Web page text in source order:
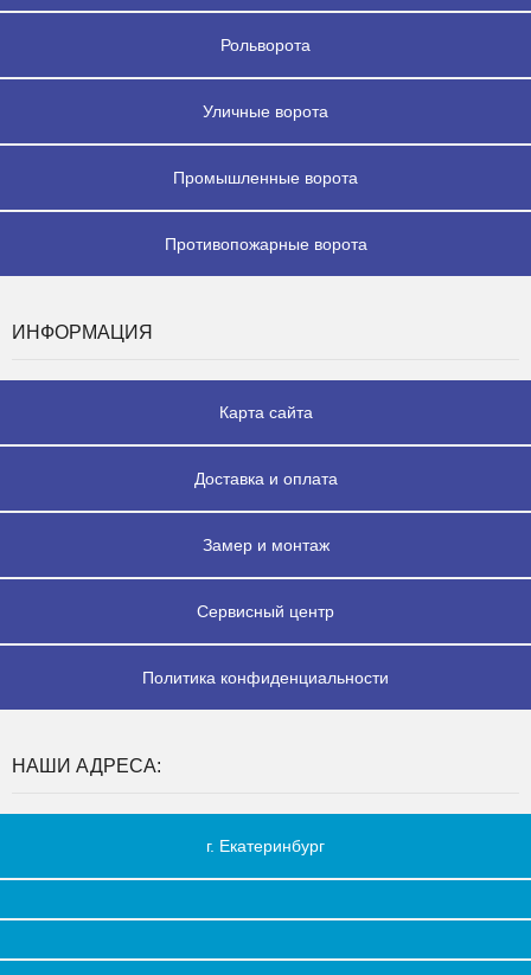
Рольворота
Уличные ворота
Промышленные ворота
Противопожарные ворота
ИНФОРМАЦИЯ
Карта сайта
Доставка и оплата
Замер и монтаж
Сервисный центр
Политика конфиденциальности
НАШИ АДРЕСА:
г. Екатеринбург